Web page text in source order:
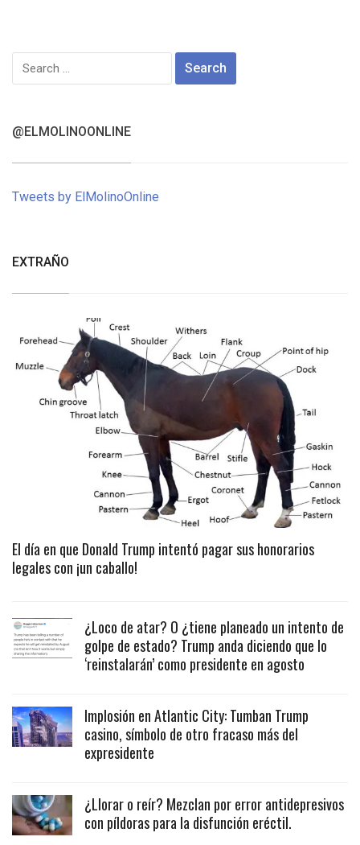
Search
for:
@ELMOLINOONLINE
Tweets by ElMolinoOnline
EXTRAÑO
El día en que Donald Trump intentó pagar sus honorarios
legales con ¡un caballo!
¿Loco de atar? O ¿tiene planeado un intento de
golpe de estado? Trump anda diciendo que lo
‘reinstalarán’ como presidente en agosto
Implosión en Atlantic City: Tumban Trump
casino, símbolo de otro fracaso más del
expresidente
¿Llorar o reír? Mezclan por error antidepresivos
con píldoras para la disfunción eréctil.